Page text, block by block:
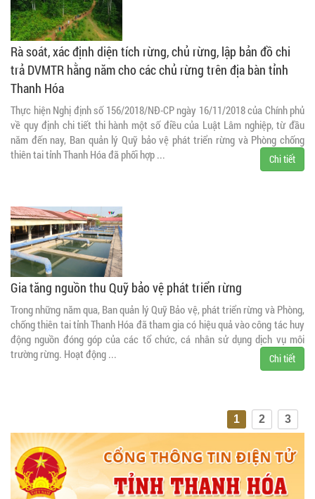
Rà soát, xác định diện tích rừng, chủ rừng, lập bản đồ chi
trả DVMTR hằng năm cho các chủ rừng trên địa bàn tỉnh
Thanh Hóa
Thực hiện Nghị định số 156/2018/NĐ-CP ngày 16/11/2018 của Chính phủ
về quy định chi tiết thi hành một số điều của Luật Lâm nghiệp, từ đầu
năm đến nay, Ban quản lý Quỹ bảo vệ phát triển rừng và Phòng chống
thiên tai tỉnh Thanh Hóa đã phối hợp ...
Chi tiết
Gia tăng nguồn thu Quỹ bảo vệ phát triển rừng
Trong những năm qua, Ban quản lý Quỹ Bảo vệ, phát triển rừng và Phòng,
chống thiên tai tỉnh Thanh Hóa đã tham gia có hiệu quả vào công tác huy
động nguồn đóng góp của các tổ chức, cá nhân sử dụng dịch vụ môi
trường rừng. Hoạt động ...
Chi tiết
1 2 3